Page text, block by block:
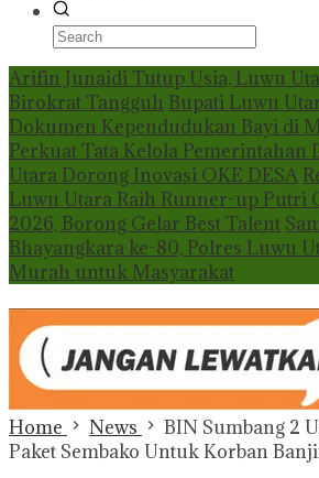
Arifin Junaidi Tutup Usia, Luwu
Birokrat Tangguh Bupati Luwu
Dokumen Kependudukan Bayi di
Perkuat Tata Kelola Pemerintahan
Utara Dorong Inovasi OKE DESA
Luwu Utara Raih Runner-up Putri
2026, Borong Gelar Best Talent
Bhayangkara ke-80, Polres Luwu
Murah untuk Masyarakat
Home News
BIN Sumbang 2
Paket Sembako Untuk Korban